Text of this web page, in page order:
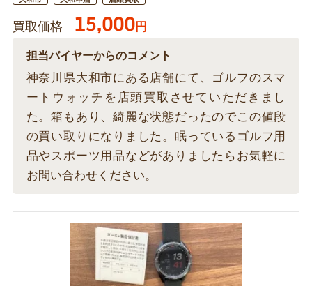
買取価格 15,000円
担当バイヤーからのコメント
神奈川県大和市にある店舗にて、ゴルフのスマ
ートウォッチを店頭買取させていただきまし
た。箱もあり、綺麗な状態だったのでこの値段
の買い取りになりました。眠っているゴルフ用
品やスポーツ用品などがありましたらお気軽に
お問い合わせください。